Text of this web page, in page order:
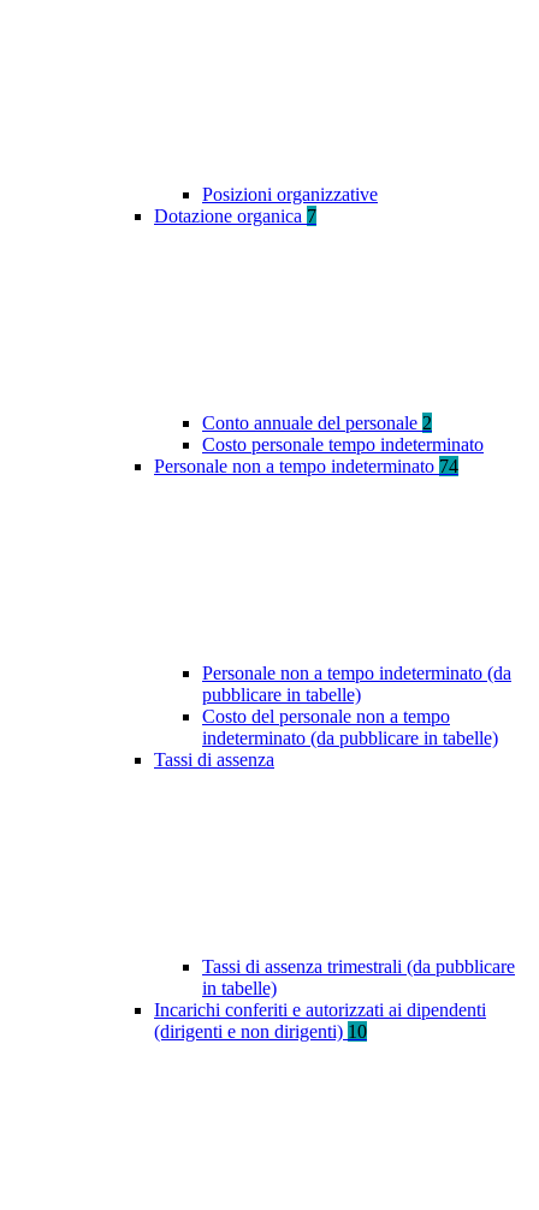
Posizioni organizzative
Dotazione organica 7
Conto annuale del personale 2
Costo personale tempo indeterminato
Personale non a tempo indeterminato 74
Personale non a tempo indeterminato (da
pubblicare in tabelle)
Costo del personale non a tempo
indeterminato (da pubblicare in tabelle)
Tassi di assenza
Tassi di assenza trimestrali (da pubblicare
in tabelle)
Incarichi conferiti e autorizzati ai dipendenti
(dirigenti e non dirigenti) 10